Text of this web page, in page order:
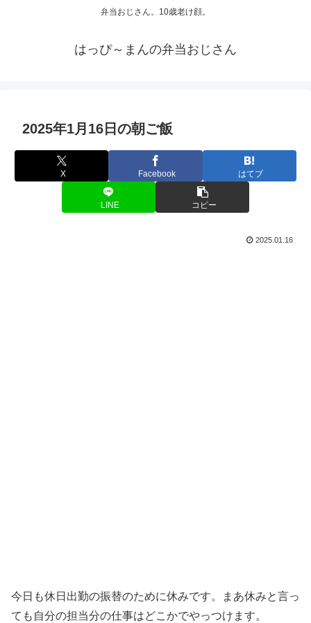
弁当おじさん。10歳老け顔。
はっぴ～まんの弁当おじさん
2025年1月16日の朝ご飯
X Facebook はてブ
LINE コピー
2025.01.16
今日も休日出勤の振替のために休みです。まあ休みと言っ
ても自分の担当分の仕事はどこかでやっつけます。